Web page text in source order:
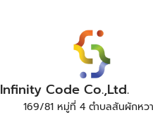
Infinity Code Co.,Ltd.
169/81 หมู่ที่ 4 ตำบลสันผักหว